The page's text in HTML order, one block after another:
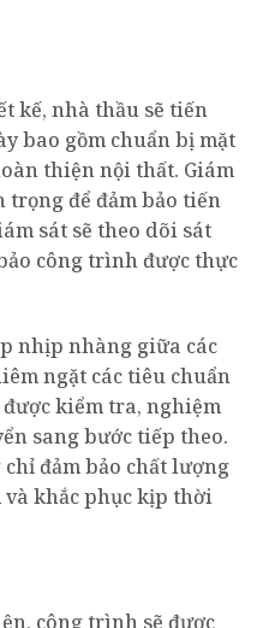
kế, nhà thầu sẽ tiến
bao gồm chuẩn bị mặt
thiện nội thất. Giám
để đảm bảo tiến
sát sẽ theo dõi sát
công trình được thực
nhịp nhàng giữa các
ngặt các tiêu chuẩn
kiểm tra, nghiệm
sang bước tiếp theo.
đảm bảo chất lượng
khắc phục kịp thời
công trình sẽ được